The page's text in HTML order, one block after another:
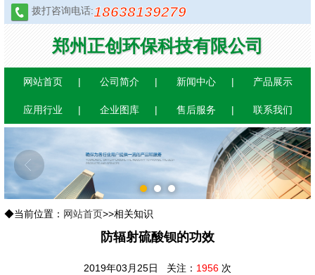
拨打咨询电话:18638139279
郑州正创环保科技有限公司
网站首页 公司简介 新闻中心 产品展示
应用行业 企业图库 售后服务 联系我们
1 2
3
◆当前位置： 网站首页>>相关知识
防辐射硫酸钡的功效
2019年03月25日 关注： 1956 次